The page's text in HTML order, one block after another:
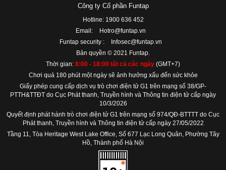
Công ty Cổ phần Funtap
Hotline: 1900 636 452
Email:
Hotro@funtap.vn
Funtap security :
Infosec@funtap.vn
Bản quyền © 2021 Funtap.
Thời gian: 8:00 - 18:00 tất cả các ngày (GMT+7)
Chơi quá 180 phút một ngày sẽ ảnh hưởng xấu đến sức khỏe
Giấy phép cung cấp dịch vụ trò chơi điện tử G1 trên mạng số 38/GP-
PTTH&TTĐT do Cục Phát thanh, Truyền hình và Thông tin điện tử cấp ngày
10/3/2026
Quyết định phát hành trò chơi điện tử G1 trên mạng số 974/QĐ-BTTTT do Cục
Phát thanh, Truyền hình và Thông tin điện tử cấp ngày 27/05/2022
Tầng 11, Tòa Heritage West Lake Office, Số 677 Lạc Long Quân, Phường Tây
Hồ, Thành phố Hà Nội